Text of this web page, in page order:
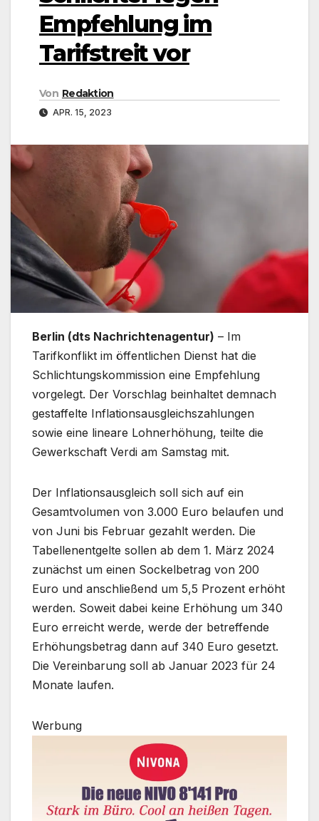
Empfehlung im
Tarifstreit vor
Von Redaktion
APR. 15, 2023
Berlin (dts Nachrichtenagentur) – Im
Tarifkonflikt im öffentlichen Dienst hat die
Schlichtungskommission eine Empfehlung
vorgelegt. Der Vorschlag beinhaltet demnach
gestaffelte Inflationsausgleichszahlungen
sowie eine lineare Lohnerhöhung, teilte die
Gewerkschaft Verdi am Samstag mit.
Der Inflationsausgleich soll sich auf ein
Gesamtvolumen von 3.000 Euro belaufen und
von Juni bis Februar gezahlt werden. Die
Tabellenentgelte sollen ab dem 1. März 2024
zunächst um einen Sockelbetrag von 200
Euro und anschließend um 5,5 Prozent erhöht
werden. Soweit dabei keine Erhöhung um 340
Euro erreicht werde, werde der betreffende
Erhöhungsbetrag dann auf 340 Euro gesetzt.
Die Vereinbarung soll ab Januar 2023 für 24
Monate laufen.
Werbung